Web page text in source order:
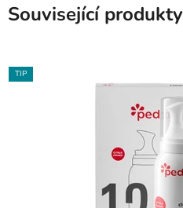
Související produkty
TIP